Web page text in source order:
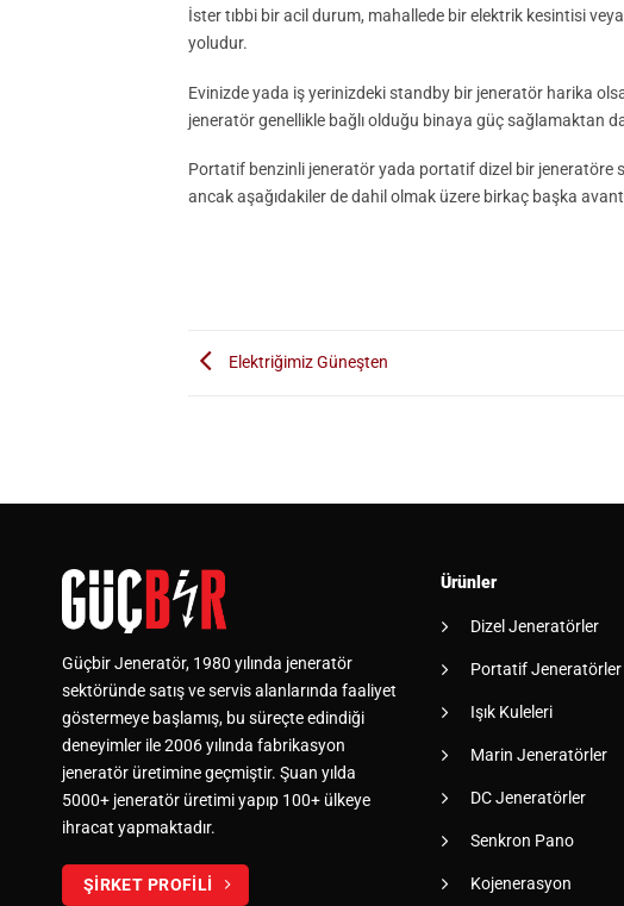
İster tıbbi bir acil durum, mahallede bir elektrik kesintisi
yoludur.
Evinizde yada iş yerinizdeki standby bir jeneratör harika
jeneratör genellikle bağlı olduğu binaya güç sağlamaktan
Portatif benzinli jeneratör yada portatif dizel bir jeneratöre
ancak aşağıdakiler de dahil olmak üzere birkaç başka
Elektriğimiz Güneşten
Güçbir Jeneratör, 1980 yılında jeneratör
sektöründe satış ve servis alanlarında faaliyet
göstermeye başlamış, bu süreçte edindiği
deneyimler ile 2006 yılında fabrikasyon
jeneratör üretimine geçmiştir. Şuan yılda
5000+ jeneratör üretimi yapıp 100+ ülkeye
ihracat yapmaktadır.
ŞİRKET PROFİLİ
Ürünler
Dizel Jeneratörler
Portatif Jeneratörler
Işık Kuleleri
Marin Jeneratörler
DC Jeneratörler
Senkron Pano
Kojenerasyon